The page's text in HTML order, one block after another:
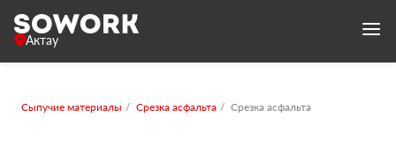
Актау
Сыпучие материалы Срезка асфальта Срезка асфальта